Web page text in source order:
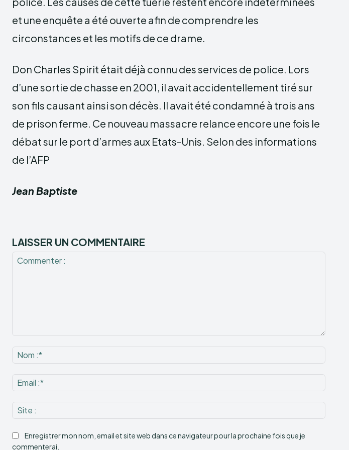
et une enquête a été ouverte afin de comprendre les
circonstances et les motifs de ce drame.
Don Charles Spirit était déjà connu des services de police. Lors
d’une sortie de chasse en 2001, il avait accidentellement tiré sur
son fils causant ainsi son décès. Il avait été condamné à trois ans
de prison ferme. Ce nouveau massacre relance encore une fois le
débat sur le port d’armes aux Etats-Unis. Selon des informations
de l’AFP
Jean Baptiste
LAISSER UN COMMENTAIRE
:*
:*
:
Enregistrer mon nom, email et site web dans ce navigateur pour la prochaine fois que je
commenterai.